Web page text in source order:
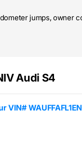
jumps, owner
Audi S4
VIN#